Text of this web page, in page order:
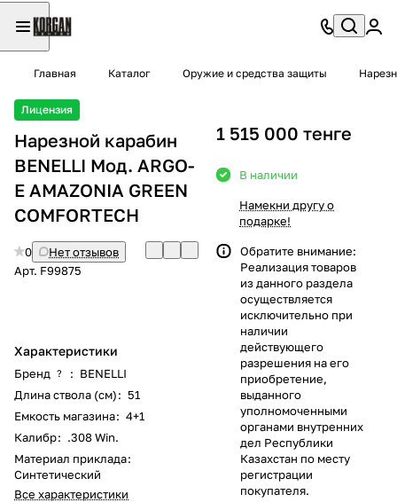
Главная Каталог Оружие и средства защиты
Лицензия
Нарезной карабин
BENELLI Moд. ARGO-
E AMAZONIA GREEN
COMFORTECH
0
Нет отзывов
Арт. F99875
Характеристики
Бренд ? : BENELLI
Длина ствола (см): 51
Емкость магазина: 4+1
Калибр: .308 Win.
Материал приклада:
Синтетический
Все характеристики
1 515 000 тенге
В наличии
Намекни другу о
подарке!
Обратите внимание:
Реализация товаров
из данного раздела
осуществляется
исключительно при
наличии
действующего
разрешения на его
приобретение,
выданного
уполномоченными
органами внутренних
дел Республики
Казахстан по месту
регистрации
покупателя.